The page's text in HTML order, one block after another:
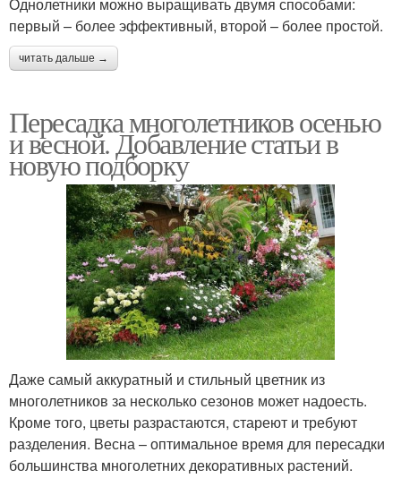
Однолетники можно выращивать двумя способами:
первый – более эффективный, второй – более простой.
читать дальше →
Пересадка многолетников осенью
и весной. Добавление статьи в
новую подборку
Даже самый аккуратный и стильный цветник из
многолетников за несколько сезонов может надоесть.
Кроме того, цветы разрастаются, стареют и требуют
разделения. Весна – оптимальное время для пересадки
большинства многолетних декоративных растений.